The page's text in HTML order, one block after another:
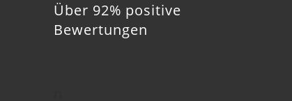
Über 92% positive
Bewertungen